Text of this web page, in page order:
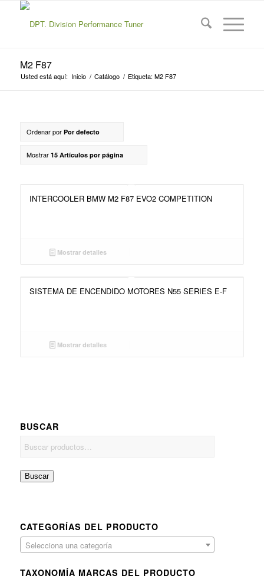
M2 F87
Usted está aquí: Inicio / Catálogo / Etiqueta: M2 F87
Ordenar por Por defecto
Mostrar 15 Artículos por página
INTERCOOLER BMW M2 F87 EVO2 COMPETITION
Mostrar detalles
SISTEMA DE ENCENDIDO MOTORES N55 SERIES E-F
Mostrar detalles
BUSCAR
Buscar
CATEGORÍAS DEL PRODUCTO
Selecciona una categoría
TAXONOMÍA MARCAS DEL PRODUCTO